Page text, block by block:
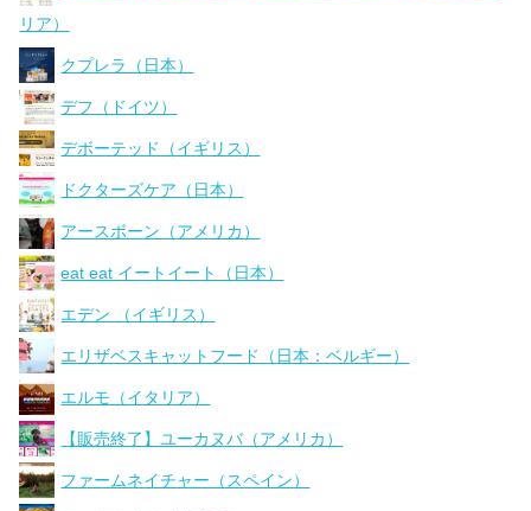
リア）
クプレラ（日本）
デフ（ドイツ）
デボーテッド（イギリス）
ドクターズケア（日本）
アースボーン（アメリカ）
eat eat イートイート（日本）
エデン （イギリス）
エリザベスキャットフード（日本：ベルギー）
エルモ（イタリア）
【販売終了】ユーカヌバ（アメリカ）
ファームネイチャー（スペイン）